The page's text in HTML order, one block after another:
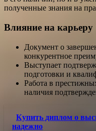
полученные знания на
Влияние на карьеру
Документ о
конкурентное
Выступает
подготовки и
Работа в
наличия
Купить диплом о
надежно